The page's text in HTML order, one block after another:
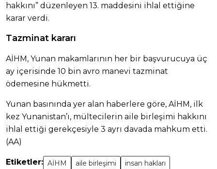
hakkını” düzenleyen 13. maddesini ihlal ettiğine
karar verdi.
Tazminat kararı
AİHM, Yunan makamlarının her bir başvurucuya üç
ay içerisinde 10 bin avro manevi tazminat
ödemesine hükmetti.
Yunan basınında yer alan haberlere göre, AİHM, ilk
kez Yunanistan’ı, mültecilerin aile birleşimi hakkını
ihlal ettiği gerekçesiyle 3 ayrı davada mahkum etti.
(AA)
Etiketler: AİHM aile birleşimi insan hakları